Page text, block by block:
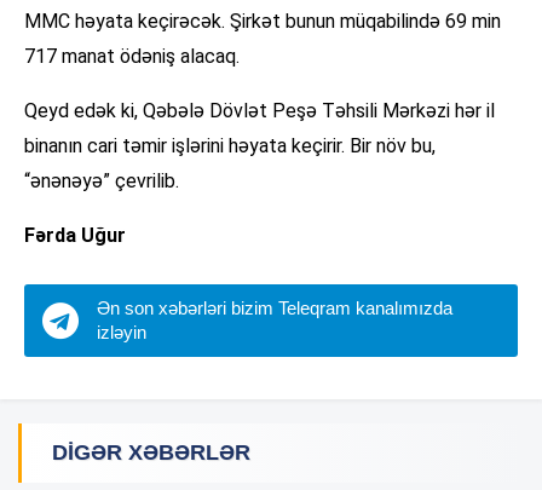
MMC həyata keçirəcək. Şirkət bunun müqabilində 69 min
717 manat ödəniş alacaq.
Qeyd edək ki, Qəbələ Dövlət Peşə Təhsili Mərkəzi hər il
binanın cari təmir işlərini həyata keçirir. Bir növ bu,
“ənənəyə” çevrilib.
Fərda Uğur
Ən son xəbərləri bizim Teleqram kanalımızda
izləyin
DIGƏR XƏBƏRLƏR